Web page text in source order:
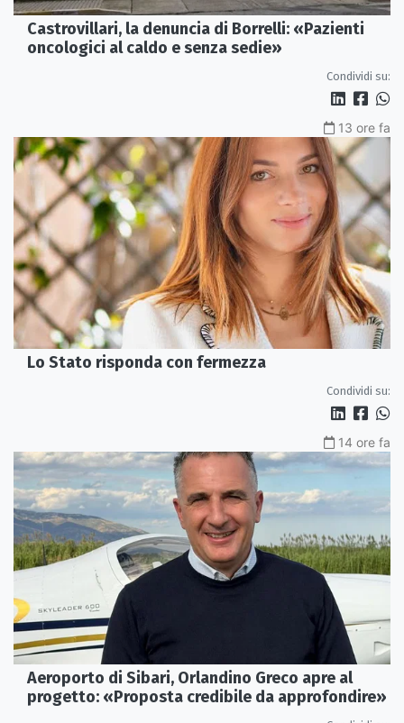
Castrovillari, la denuncia di Borrelli: «Pazienti
oncologici al caldo e senza sedie»
Condividi su:
13 ore fa
Lo Stato risponda con fermezza
Condividi su:
14 ore fa
Aeroporto di Sibari, Orlandino Greco apre al
progetto: «Proposta credibile da approfondire»